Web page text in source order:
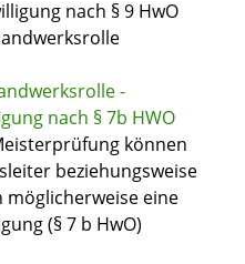
nach § 9 HwO
-
nach § 7b HWO
können
beziehungsweise
eine
(§ 7 b HwO)